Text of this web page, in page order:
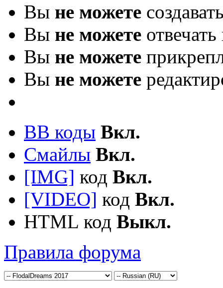
Вы не можете
Вы не можете
Вы не можете
Вы не можете
BB коды Вкл.
Смайлы Вкл.
[IMG] код Вкл.
[VIDEO] код Вкл.
HTML код Выкл.
Правила форума